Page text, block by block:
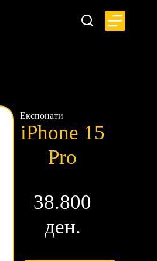
Експонати
iPhone 15
Pro
38.800
ден.